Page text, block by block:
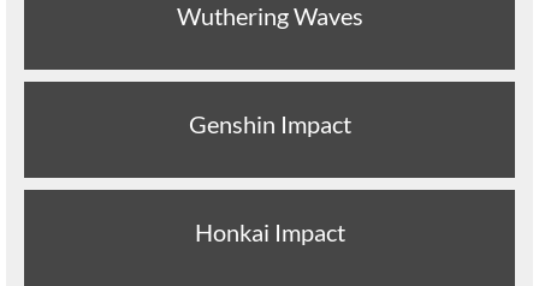
Wuthering Waves
Genshin Impact
Honkai Impact